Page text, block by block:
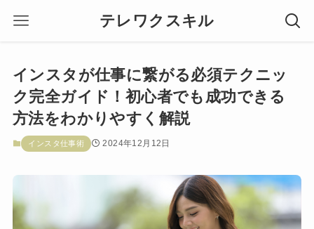
テレワクスキル
インスタが仕事に繋がる必須テクニッ
ク完全ガイド！初心者でも成功できる
方法をわかりやすく解説
インスタ仕事術 2024年12月12日